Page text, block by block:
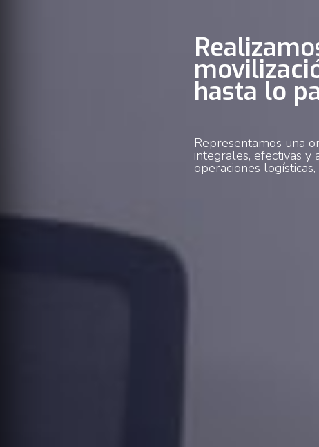
hasta lo
Representamos una
integrales, efectivas y
operaciones